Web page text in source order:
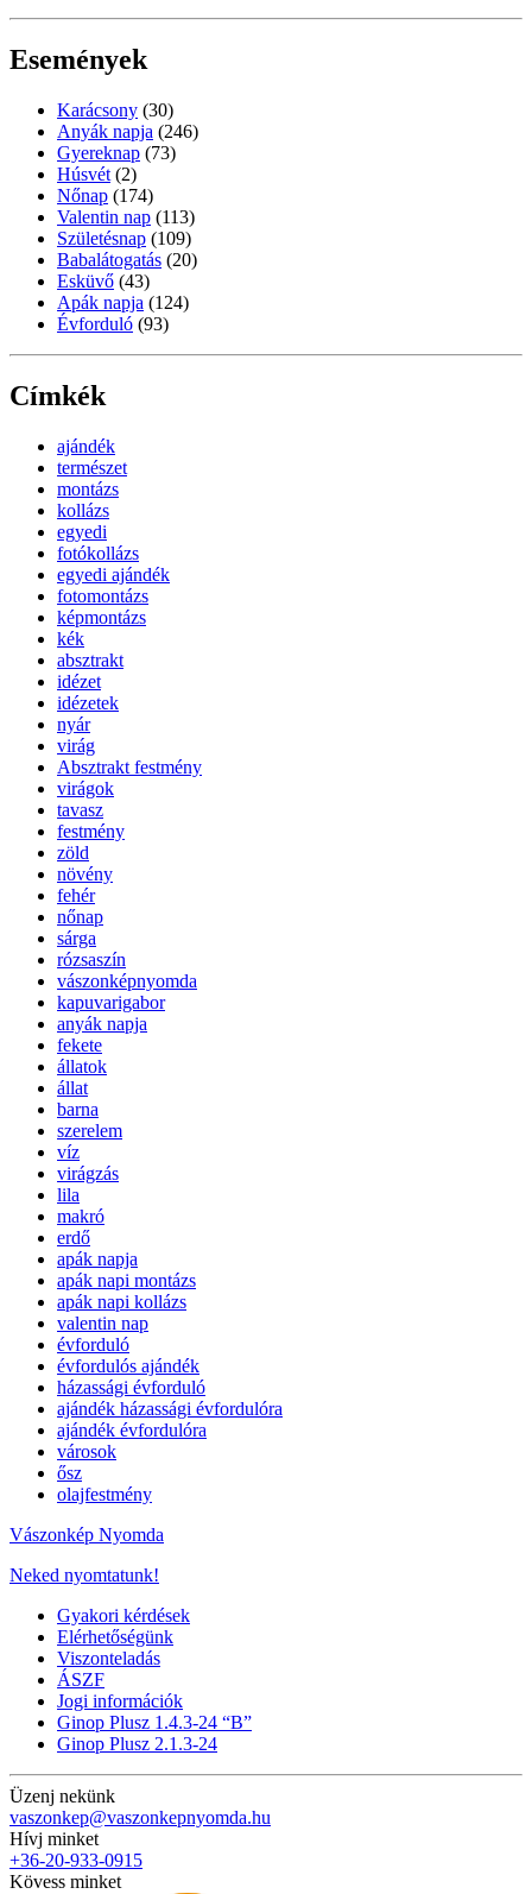
Események
Karácsony (30)
Anyák napja (246)
Gyereknap (73)
Húsvét (2)
Nőnap (174)
Valentin nap (113)
Születésnap (109)
Babalátogatás (20)
Esküvő (43)
Apák napja (124)
Évforduló (93)
Címkék
ajándék
természet
montázs
kollázs
egyedi
fotókollázs
egyedi ajándék
fotomontázs
képmontázs
kék
absztrakt
idézet
idézetek
nyár
virág
Absztrakt festmény
virágok
tavasz
festmény
zöld
növény
fehér
nőnap
sárga
rózsaszín
vászonképnyomda
kapuvarigabor
anyák napja
fekete
állatok
állat
barna
szerelem
víz
virágzás
lila
makró
erdő
apák napja
apák napi montázs
apák napi kollázs
valentin nap
évforduló
évfordulós ajándék
házassági évforduló
ajándék házassági évfordulóra
ajándék évfordulóra
városok
ősz
olajfestmény
Vászonkép Nyomda
Neked nyomtatunk!
Gyakori kérdések
Elérhetőségünk
Viszonteladás
ÁSZF
Jogi információk
Ginop Plusz 1.4.3-24 “B”
Ginop Plusz 2.1.3-24
Üzenj nekünk
vaszonkep@vaszonkepnyomda.hu
Hívj minket
+36-20-933-0915
Kövess minket